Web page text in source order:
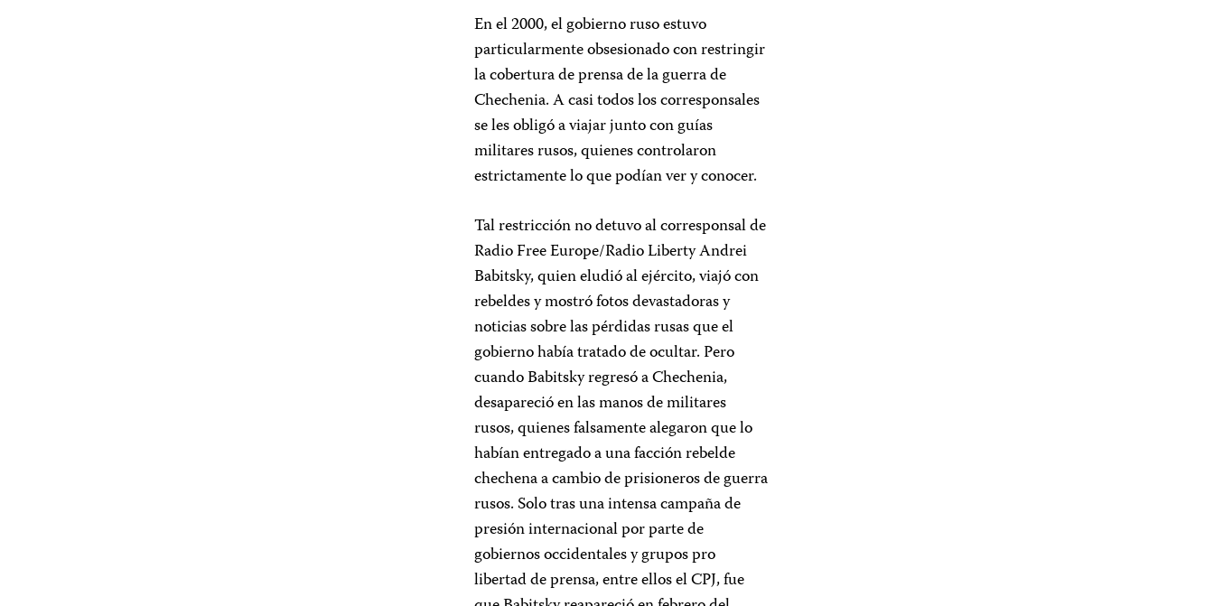
En el 2000, el gobierno ruso estuvo
particularmente obsesionado con restringir
la cobertura de prensa de la guerra de
Chechenia. A casi todos los corresponsales
se les obligó a viajar junto con guías
militares rusos, quienes controlaron
estrictamente lo que podían ver y conocer.
Tal restricción no detuvo al corresponsal de
Radio Free Europe/Radio Liberty Andrei
Babitsky, quien eludió al ejército, viajó con
rebeldes y mostró fotos devastadoras y
noticias sobre las pérdidas rusas que el
gobierno había tratado de ocultar. Pero
cuando Babitsky regresó a Chechenia,
desapareció en las manos de militares
rusos, quienes falsamente alegaron que lo
habían entregado a una facción rebelde
chechena a cambio de prisioneros de guerra
rusos. Solo tras una intensa campaña de
presión internacional por parte de
gobiernos occidentales y grupos pro
libertad de prensa, entre ellos el CPJ, fue